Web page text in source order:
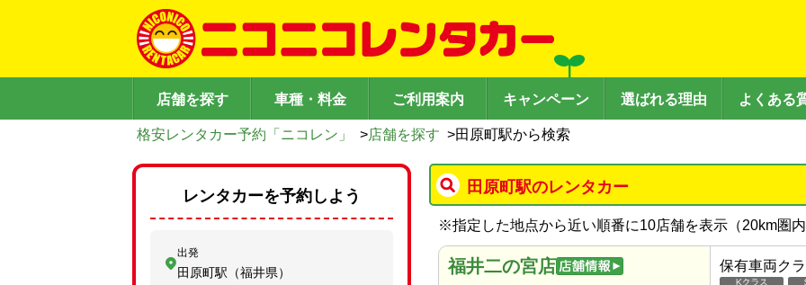
店舗を探す 車種・料金 ご利用案内 キャンペーン 選ばれる理由 よくある
格安レンタカー予約「ニコレン」 >店舗を探す >田原町駅から検索
田原町駅のレンタカー
※指定した地点から近い順番に10店舗を表示（20km圏
福井二の宮店 保有車両ク
レンタカーを予約しよう
出発
田原町駅（福井県）